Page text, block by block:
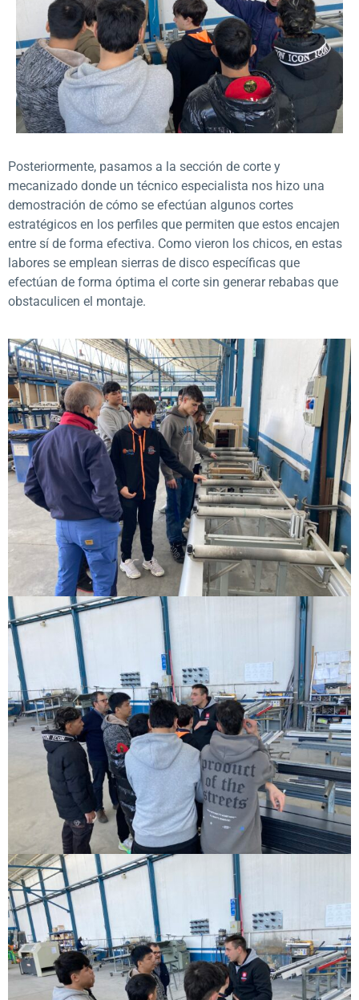
Posteriormente, pasamos a la sección de corte y
mecanizado donde un técnico especialista nos hizo una
demostración de cómo se efectúan algunos cortes
estratégicos en los perfiles que permiten que estos encajen
entre sí de forma efectiva. Como vieron los chicos, en estas
labores se emplean sierras de disco específicas que
efectúan de forma óptima el corte sin generar rebabas que
obstaculicen el montaje.